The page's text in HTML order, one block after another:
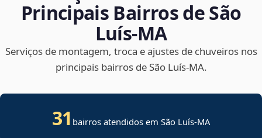
Principais Bairros de São
Luís‑MA
Serviços de montagem, troca e ajustes de chuveiros nos
principais bairros de São Luís‑MA.
31 bairros atendidos em São Luís-MA